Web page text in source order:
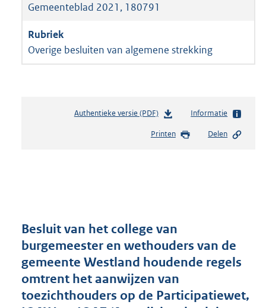
Gemeenteblad 2021, 180791
Overige besluiten van algemene strekking
Authentieke versie (PDF)b
s
r
o
t
t
:
Informatie
Printen Delen
Besluit van het college van
burgemeester en wethouders van de
gemeente Westland houdende regels
omtrent het aanwijzen van
toezichthouders op de Participatiewet,